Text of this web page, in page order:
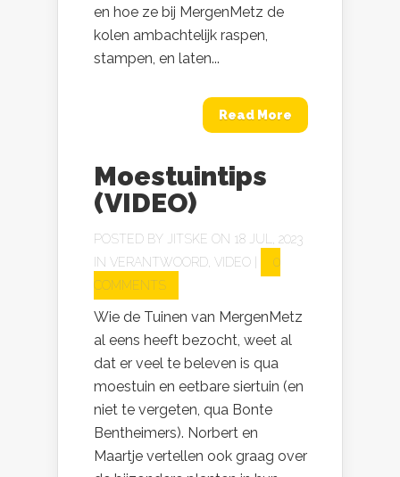
en hoe ze bij MergenMetz de
kolen ambachtelijk raspen,
stampen, en laten...
Read More
Moestuintips
(VIDEO)
POSTED BY JITSKE ON 18 JUL, 2023
IN VERANTWOORD, VIDEO
0
COMMENTS
Wie de Tuinen van MergenMetz
al eens heeft bezocht, weet al
dat er veel te beleven is qua
moestuin en eetbare siertuin (en
niet te vergeten, qua Bonte
Bentheimers). Norbert en
Maartje vertellen ook graag over